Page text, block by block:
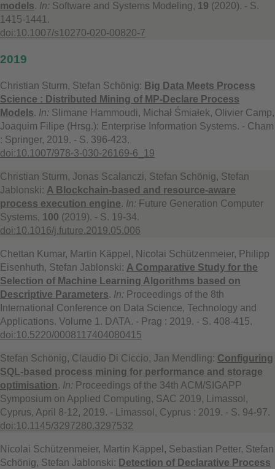
models. In: Software and Systems Modeling, 19 (2020). - S.
1415-1441.
doi:10.1007/s10270-020-00820-7
2019
Christian Sturm, Stefan Schönig: Big Data Meets Process
Science : Distributed Mining of MP-Declare Process
Models. In: Slimane Hammoudi, Michał Śmiałek, Olivier Camp,
Joaquim Filipe (Hrsg.): Enterprise Information Systems. - Cham
: Springer, 2019. - S. 396-423.
doi:10.1007/978-3-030-26169-6_19
Christian Sturm, Jonas Scalanczi, Stefan Schönig, Stefan
Jablonski: A Blockchain-based and resource-aware
process execution engine. In: Future Generation Computer
Systems, 100 (2019). - S. 19-34.
doi:10.1016/j.future.2019.05.006
Chettan Kumar, Martin Käppel, Nicolai Schützenmeier, Philipp
Eisenhuth, Stefan Jablonski: A Comparative Study for the
Selection of Machine Learning Algorithms based on
Descriptive Parameters. In: Proceedings of the 8th
International Conference on Data Science, Technology and
Applications. Volume 1. DATA. - Prag : 2019. - S. 408-415.
doi:10.5220/0008117404080415
Stefan Schönig, Claudio Di Ciccio, Jan Mendling: Configuring
SQL-based process mining for performance and storage
optimisation. In: Proceedings of the 34th ACM/SIGAPP
Symposium on Applied Computing, SAC 2019, Limassol,
Cyprus, April 8-12, 2019. - Limassol, Cyprus : 2019. - S. 94-97.
doi:10.1145/3297280.3297532
Nicolai Schützenmeier, Martin Käppel, Sebastian Petter, Stefan
Schönig, Stefan Jablonski: Detection of Declarative Process